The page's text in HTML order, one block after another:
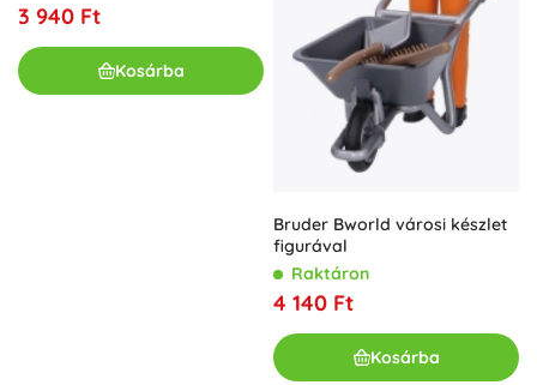
3 940 Ft
Kosárba
Bruder Bworld városi készlet
figurával
Raktáron
4 140 Ft
Kosárba